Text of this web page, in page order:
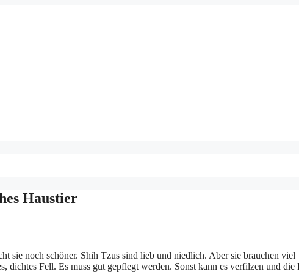
Haustier
sie noch schöner. Shih Tzus sind lieb und niedlich. Aber sie brauchen viel
dichtes Fell. Es muss gut gepflegt werden. Sonst kann es verfilzen und die